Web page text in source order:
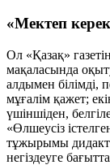
«Мектеп
Ол «Қазақ»
мақаласында
алдымен білімді,
мұғалім қажет;
үшіншіден,
«Өлшеусіз
тұжырымы
негіздеуге